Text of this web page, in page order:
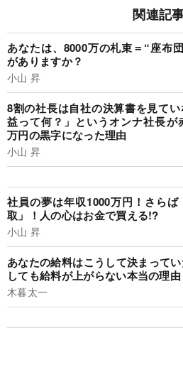
関連記
あなたは、8000万の札束＝“座布
がありますか？
小山 昇
8割の社長は自社の決算書を見て
益って何？」というオンナ社長が
万円の黒字になった理由
小山 昇
社員の夢は年収1000万円！さら
取」！人の心はお金で買える!?
小山 昇
あなたの給料はこうして決まって
しても給料が上がらない本当の理由
木暮太一